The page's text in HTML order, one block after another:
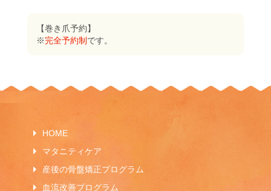
【巻き爪予約】
※完全予約制 です。
HOME
マタニティケア
産後の骨盤矯正プログラム
血流改善プログラム